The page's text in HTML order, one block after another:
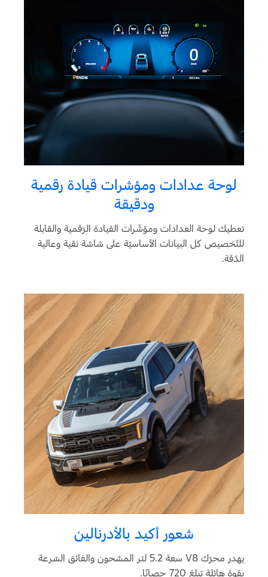
لوحة عدادات ومؤشرات قيادة رقمية
ودقيقة
تعطيك لوحة العدادات ومؤشّرات القيادة الرّقمية والقابلة
للتّخصيص كل البيانات الأساسيّة على شاشة نقية وعالية
الدّقة.
شعور أكيد بالأدرنالين
يهدر محرّك V8 سعة 5.2 لتر المشحون والفائق السّرعة
بقوة هائلة تبلغ 720 حصانًا.